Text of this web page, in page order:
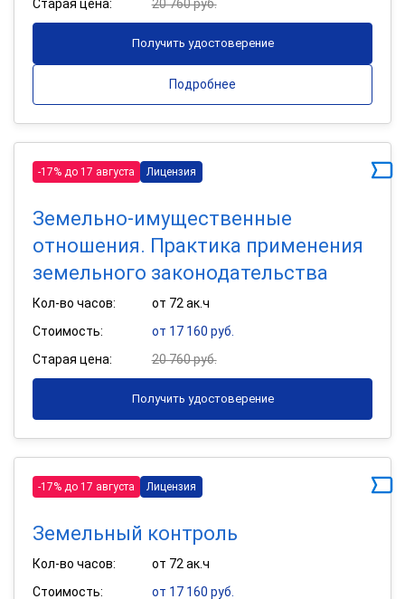
Старая цена:
20 760 руб.
Получить удостоверение
Подробнее
-17% до 17 августа Лицензия
Земельно-имущественные
отношения. Практика применения
земельного законодательства
Кол-во часов:
от 72 ак.ч
Стоимость:
от 17 160 руб.
Старая цена:
20 760 руб.
Получить удостоверение
-17% до 17 августа Лицензия
Земельный контроль
Кол-во часов:
от 72 ак.ч
Стоимость:
от 17 160 руб.